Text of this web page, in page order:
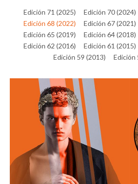
Edición 71 (2025) Edición 70 (2024)
Edición 68 (2022)
Edición 67 (2021)
Edición 65 (2019)
Edición 64 (2018)
Edición 62 (2016)
Edición 61 (2015)
Edición 59 (2013)
Edición